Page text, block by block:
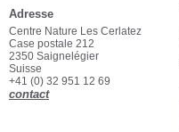
Adresse
Centre Nature Les Cerlatez
Case postale 212
2350 Saignelégier
Suisse
+41 (0) 32 951 12 69
contact